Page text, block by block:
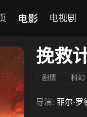
电影 电视剧
挽救
剧情 科幻
导演: 菲尔·罗